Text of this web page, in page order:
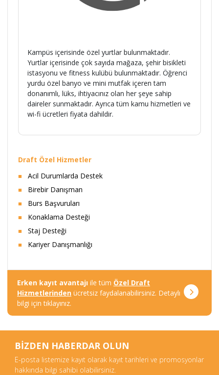
Kampüs içerisinde özel yurtlar bulunmaktadır.
Yurtlar içerisinde çok sayıda mağaza, şehir bisikleti
istasyonu ve fitness kulübü bulunmaktadır. Öğrenci
yurdu özel banyo ve mini mutfak içeren tam
donanımlı, lüks, ihtiyacınız olan her şeye sahip
daireler sunmaktadır. Ayrıca tüm kamu hizmetleri ve
wi-fi ücretleri fiyata dahildir.
Draft Özel Hizmetler
Acil Durumlarda Destek
Birebir Danışman
Burs Başvuruları
Konaklama Desteği
Staj Desteği
Kariyer Danışmanlığı
Erken kayıt avantajı ile tüm Özel Draft
Hizmetlerinden ücretsiz faydalanabilirsiniz. Detaylı
bilgi için tıklayınız.
BİZDEN HABERDAR OLUN
E-posta listemize kayıt olarak kayıt tarihleri ve promosyonlar
hakkında bilgi sahibi olabilirsiniz.